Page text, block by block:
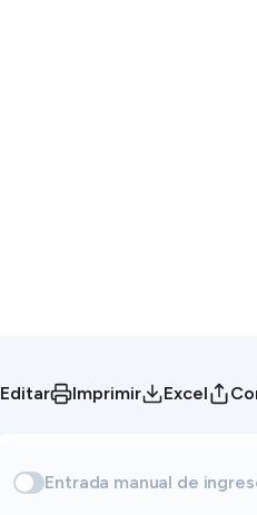
Editar Imprimir Excel
Entrada manual de